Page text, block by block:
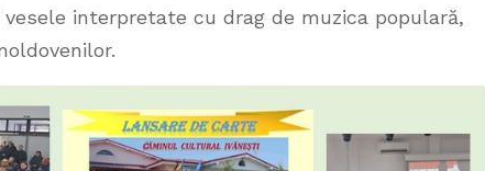
interpretate cu drag de muzica populară,